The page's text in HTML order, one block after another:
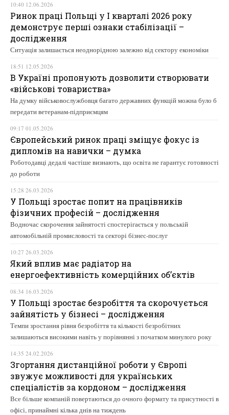
10:40 12.06.2026
Ринок праці Польщі у І кварталі 2026 року
демонструє перші ознаки стабілізації –
дослідження
Ситуація залишається неоднорідною залежно від сектору економіки
18:51 12.05.2026
В Україні пропонують дозволити створювати
«військові товариства»
На думку військовослужбовця багато державних функцій можна було б
передати ветеранам-підприємцям
09:17 01.05.2026
Європейський ринок праці зміщує фокус із
дипломів на навички – думка
Роботодавці дедалі частіше визнають, що освіта не гарантує готовності
до роботи
15:28 26.03.2026
У Польщі зростає попит на працівників
фізичних професій – дослідження
Водночас скорочення зайнятості спостерігається у польській
автомобільній промисловості та секторі бізнес-послуг
10:27 26.03.2026
Який вплив має радіатор на
енергоефективність комерційних об’єктів
08:34 16.03.2026
У Польщі зростає безробіття та скорочується
зайнятість у бізнесі – дослідження
Темпи зростання рівня безробіття та кількості безробітних
залишаються високими навіть у порівнянні з початком минулого року
14:35 24.02.2026
Згортання дистанційної роботи у Європі
звужує можливості для українських
спеціалістів за кордоном – дослідження
Все більше компаній повертаються до очного формату та присутності в
офісі, принаймні кілька днів на тиждень